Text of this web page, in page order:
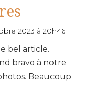
2023 à 20h46
bel article.
bravo à notre
Beaucoup